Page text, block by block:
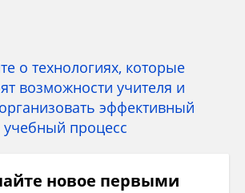
новое первыми